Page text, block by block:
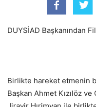
DUYSİAD Başkanından
Birlikte hareket etmenin
Başkan Ahmet Kızılöz